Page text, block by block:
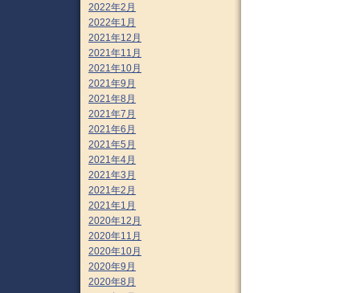
2022年2月
2022年1月
2021年12月
2021年11月
2021年10月
2021年9月
2021年8月
2021年7月
2021年6月
2021年5月
2021年4月
2021年3月
2021年2月
2021年1月
2020年12月
2020年11月
2020年10月
2020年9月
2020年8月